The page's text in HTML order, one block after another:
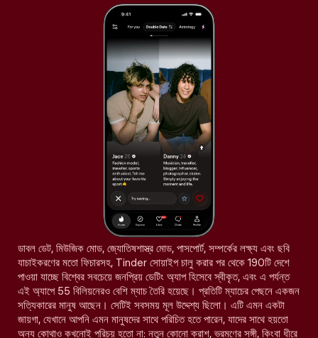
ডাবল ডেট, মিউজিক মোড, জ্যোতিষশাস্ত্র মোড, পাসপোর্ট, সম্পর্কের লক্ষ্য এবং ছবি
যাচাইকরণের মতো ফিচারসহ, Tinder সোয়াইপ চালু করার পর থেকে 190টি দেশে
পাওয়া যাচ্ছে বিশ্বের সবচেয়ে জনপ্রিয় ডেটিং অ্যাপ হিসেবে স্বীকৃত, এবং এ পর্যন্ত
এই অ্যাপে 55 বিলিয়নেরও বেশি ম্যাচ তৈরি হয়েছে। প্রতিটি ম্যাচের পেছনে একজন
সত্যিকারের মানুষ আছেন। সেটিই সবসময় মূল উদ্দেশ্য ছিলো। এটি এমন একটা
জায়গা, যেখানে আপনি এমন মানুষদের সাথে পরিচিত হতে পারেন, যাদের সাথে হয়তো
অন্য কোথাও কখনোই পরিচয় হতো না: নতুন কোনো ক্রাশ, ভ্রমণের সঙ্গী, কিংবা ধীরে